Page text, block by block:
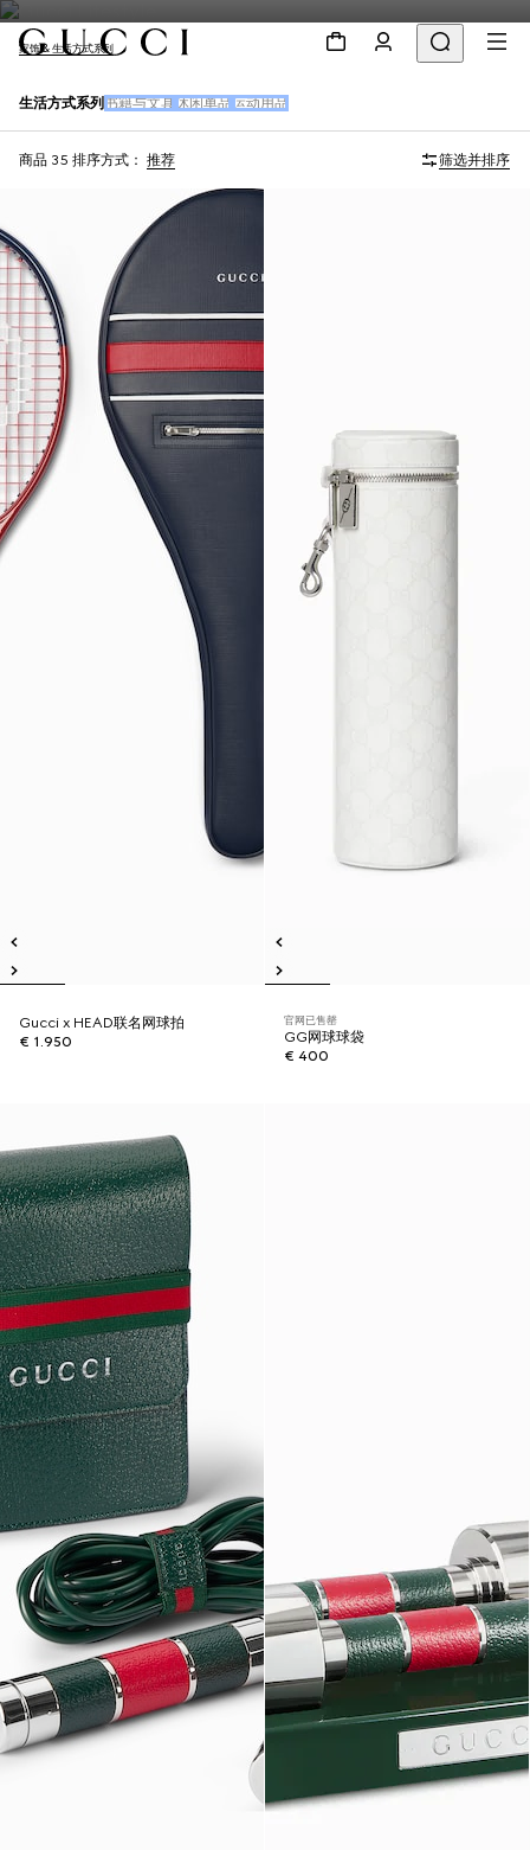
家饰 & 生活方式系列
生活方式系列 书籍与文具 休闲单品 运动用品
商品 35 排序方式： 推荐 筛选并排序
Gucci x HEAD联名网球拍
€ 1.950
官网已售罄
GG网球球袋
€ 400